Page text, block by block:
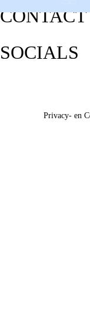
CONTACT
SOCIALS
Privacy- en